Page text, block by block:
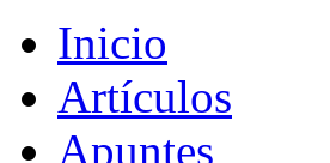
Inicio
Artículos
Apuntes